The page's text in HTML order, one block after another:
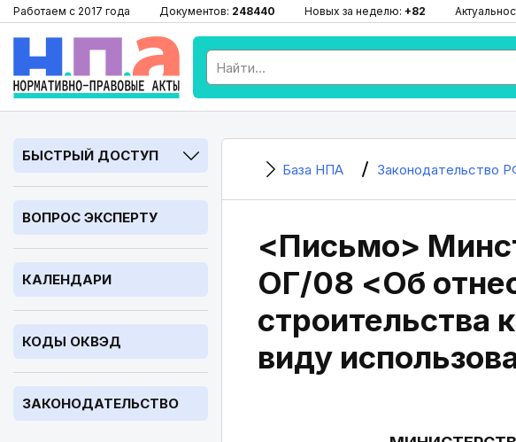
Работаем с 2017 года Документов: 248440 Новых за неделю: +82
БЫСТРЫЙ ДОСТУП
ВОПРОС ЭКСПЕРТУ
КАЛЕНДАРИ
КОДЫ ОКВЭД
ЗАКОНОДАТЕЛЬСТВО
База НПА Законодательство
<Письмо>
ОГ/08 <Об
строительства
виду